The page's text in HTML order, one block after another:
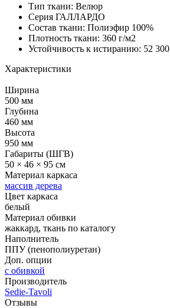
Тип ткани: Велюр
Серия ГАЛЛАРДО
Состав ткани: Полиэфир 100%
Плотность ткани: 360 г/м2
Устойчивость к истиранию: 52 300
Характеристики
Ширина
500 мм
Глубина
460 мм
Высота
950 мм
Габариты (ШГВ)
50 × 46 × 95 см
Материал каркаса
массив дерева
Цвет каркаса
белый
Материал обивки
жаккард, ткань по каталогу
Наполнитель
ППУ (пенополиуретан)
Доп. опции
с обивкой
Производитель
Sedie-Tavoli
Отзывы